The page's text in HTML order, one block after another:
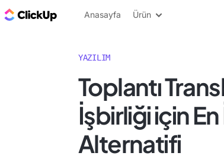
ClickUp Blog
Anasayfa Ürün
YAZILIM
Toplantı
İşbirliği için En
Alternatifi